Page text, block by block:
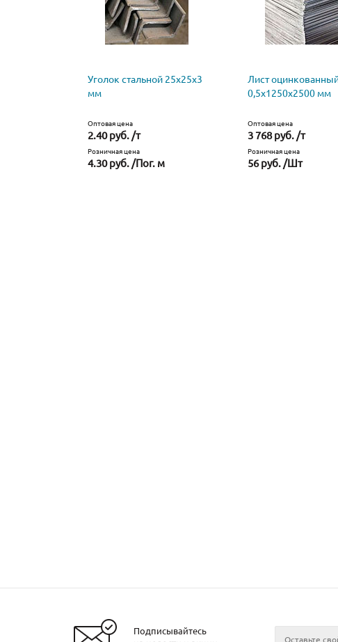
Уголок стальной 25х25х3
мм
Оптовая цена
2.40 руб. /т
Розничная цена
4.30 руб. /Пог. м
Лист
0,5х1250х2500 мм
Оптовая цена
3 768 руб. /т
Розничная цена
56 руб. /Шт
Подписывайтесь